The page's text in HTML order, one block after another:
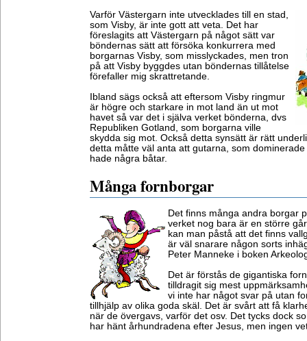
Varför Västergarn inte utvecklades till en stad,
som Visby, är inte gott att veta. Det har
föreslagits att Västergarn på något sätt var
böndernas sätt att försöka konkurrera med
borgarnas Visby, som misslyckades, men tron
på att Visby byggdes utan böndernas tillåtelse
förefaller mig skrattretande.
Ibland sägs också att eftersom Visby ringmur
är högre och starkare in mot land än ut mot
havet så var det i själva verket bönderna, dvs
Republiken Gotland, som borgarna ville
skydda sig mot. Också detta synsätt är rätt
detta måtte väl anta att gutarna, som
hade några båtar.
Många fornborgar
Det finns många andra borgar
verket nog bara är en större
kan man påstå att det finns
är väl snarare någon sorts
Peter Manneke i boken
Det är förstås de gigantiska
tilldragit sig mest
vi inte har något svar på utan
tillhjälp av olika goda skäl. Det är svårt att få
när de övergavs, varför det osv. Det tycks dock
har hänt århundradena efter Jesus, men ingen